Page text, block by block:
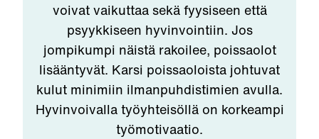
voivat vaikuttaa sekä fyysiseen että
psyykkiseen hyvinvointiin. Jos
jompikumpi näistä rakoilee, poissaolot
lisääntyvät. Karsi poissaoloista johtuvat
kulut minimiin ilmanpuhdistimien avulla.
Hyvinvoivalla työyhteisöllä on korkeampi
työmotivaatio.